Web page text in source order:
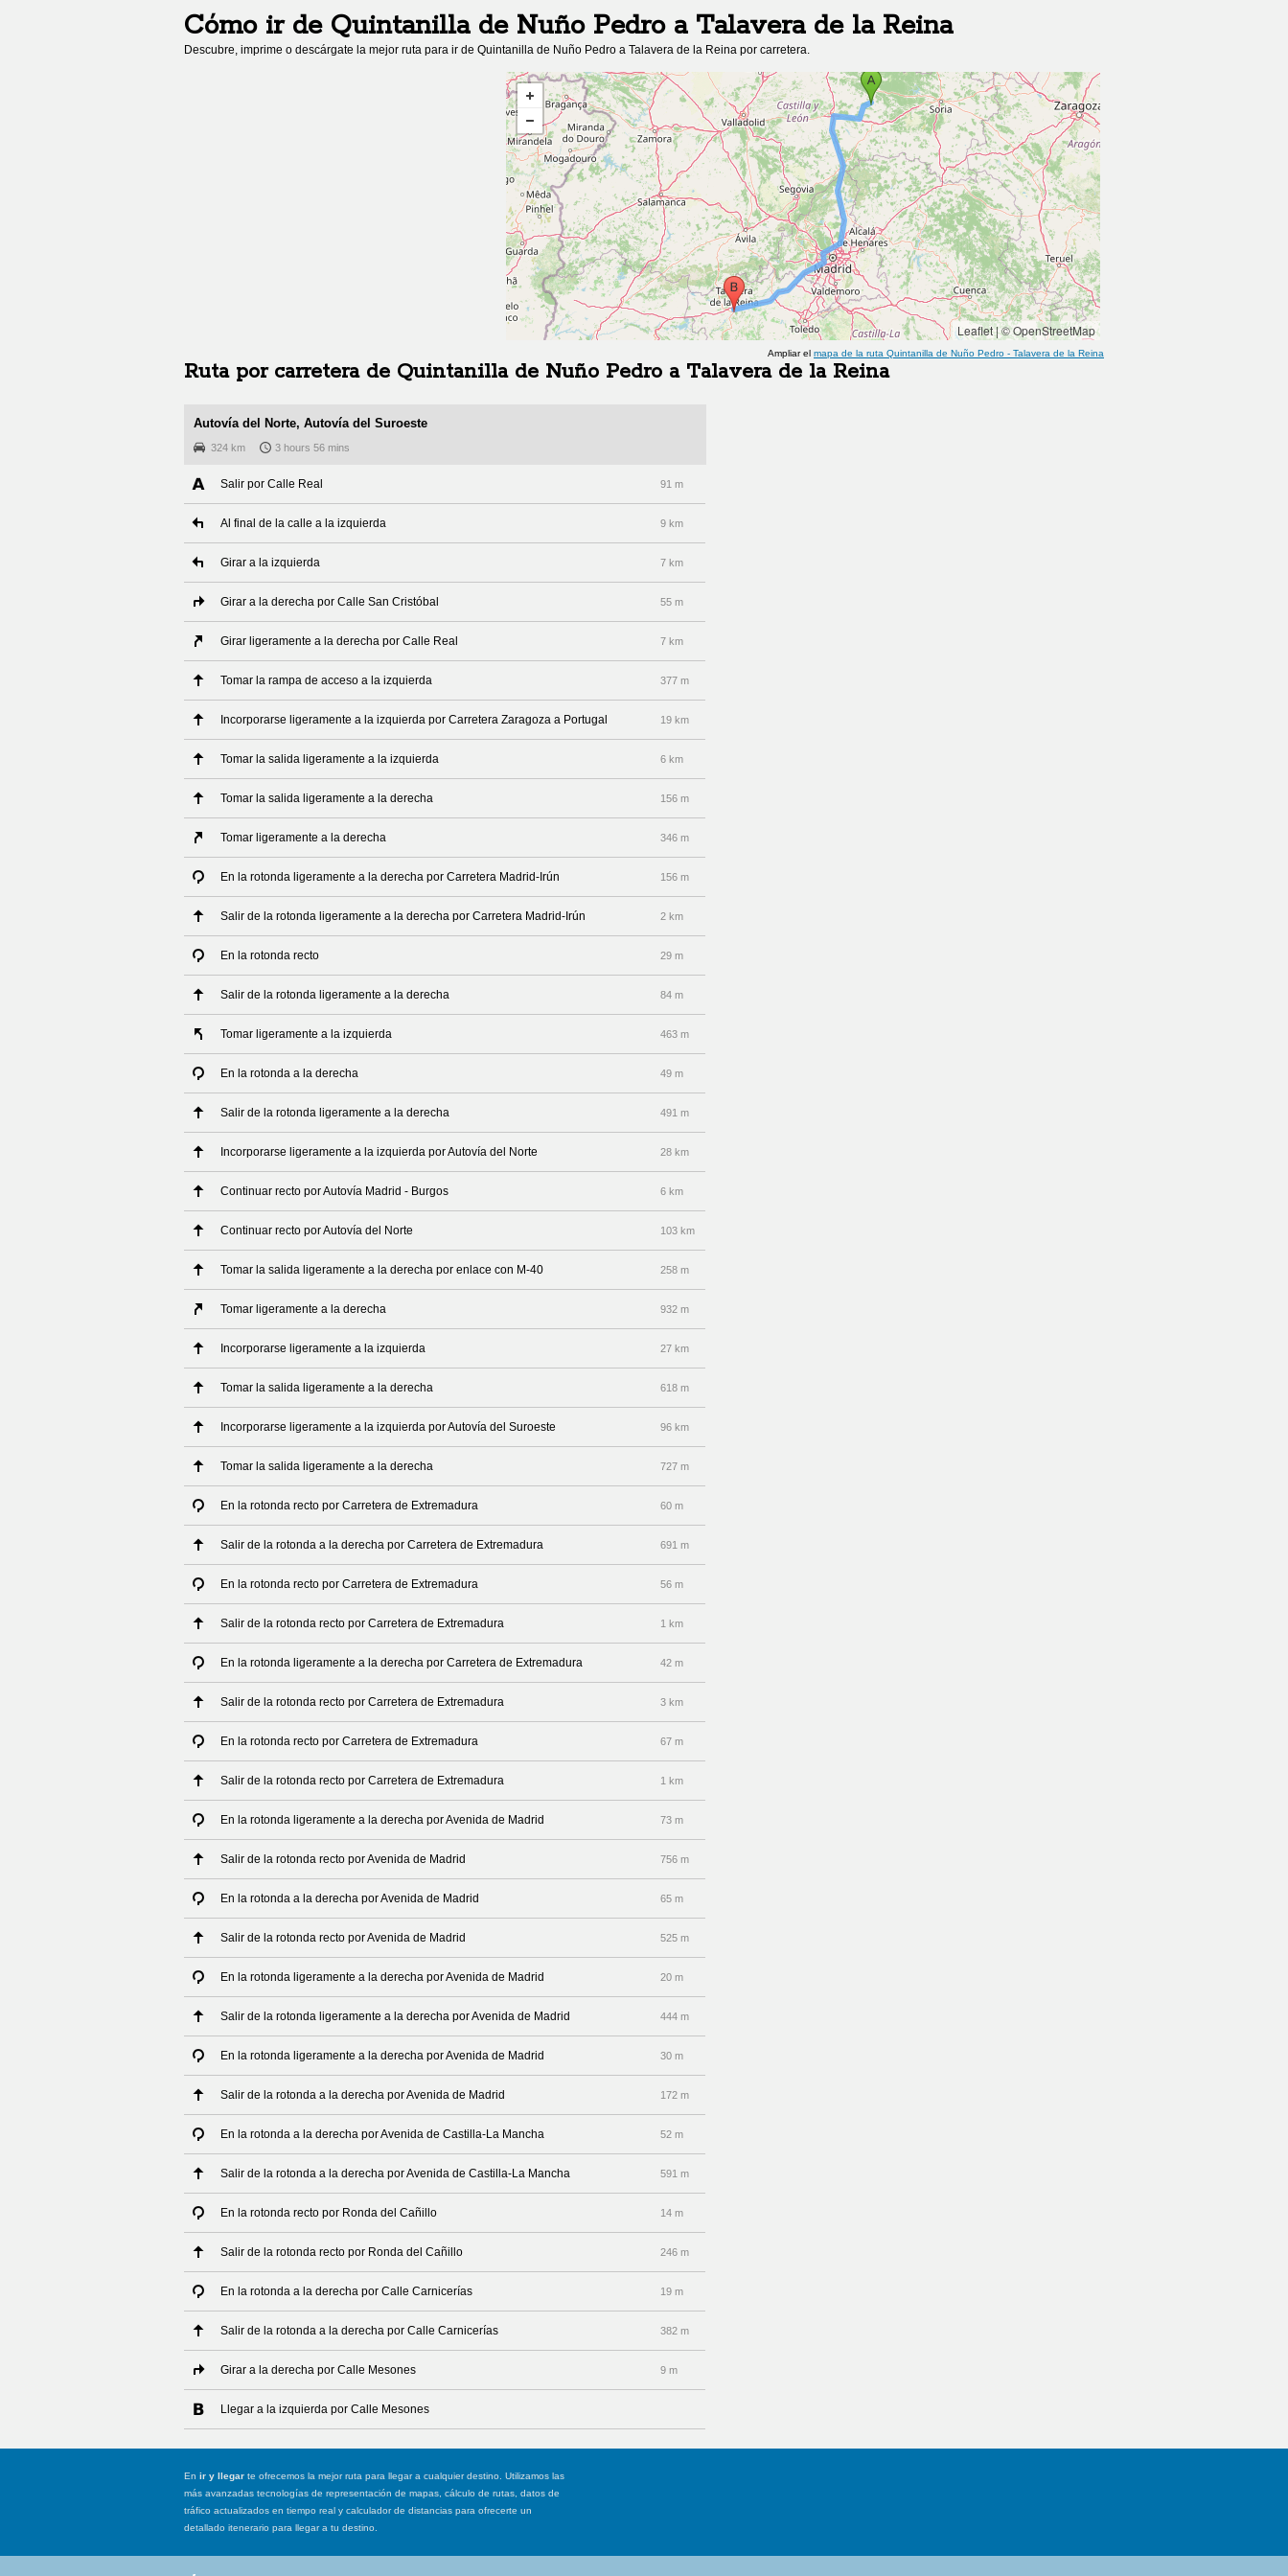
Cómo ir de Quintanilla de Nuño Pedroa Talavera de la Reina
Descubre, imprime o descárgate la mejor ruta para ir de Quintanilla de Nuño Pedro a Talavera de la Reina por carretera.
Leaflet|© OpenStreetMap
Ampliar el mapa de la ruta Quintanilla de Nuño Pedro - Talavera de la Reina
Ruta por carretera de Quintanilla de Nuño Pedro a Talavera de la Reina
Autovía del Norte, Autovía del Suroeste
324 km 3 hours 56 mins
Salir por Calle Real 91 m
Al final de la calle a la izquierda 9 km
Girar a la izquierda 7 km
Girar a la derecha por Calle San Cristóbal 55 m
Girar ligeramente a la derecha por Calle Real 7 km
Tomar la rampa de acceso a la izquierda 377 m
Incorporarse ligeramente a la izquierda por Carretera Zaragoza a Portugal 19 km
Tomar la salida ligeramente a la izquierda 6 km
Tomar la salida ligeramente a la derecha 156 m
Tomar ligeramente a la derecha 346 m
En la rotonda ligeramente a la derecha por Carretera Madrid-Irún 156 m
Salir de la rotonda ligeramente a la derecha por Carretera Madrid-Irún 2 km
En la rotonda recto 29 m
Salir de la rotonda ligeramente a la derecha 84 m
Tomar ligeramente a la izquierda 463 m
En la rotonda a la derecha 49 m
Salir de la rotonda ligeramente a la derecha 491 m
Incorporarse ligeramente a la izquierda por Autovía del Norte 28 km
Continuar recto por Autovía Madrid - Burgos 6 km
Continuar recto por Autovía del Norte 103 km
Tomar la salida ligeramente a la derecha por enlace con M-40 258 m
Tomar ligeramente a la derecha 932 m
Incorporarse ligeramente a la izquierda 27 km
Tomar la salida ligeramente a la derecha 618 m
Incorporarse ligeramente a la izquierda por Autovía del Suroeste 96 km
Tomar la salida ligeramente a la derecha 727 m
En la rotonda recto por Carretera de Extremadura 60 m
Salir de la rotonda a la derecha por Carretera de Extremadura 691 m
En la rotonda recto por Carretera de Extremadura 56 m
Salir de la rotonda recto por Carretera de Extremadura 1 km
En la rotonda ligeramente a la derecha por Carretera de Extremadura 42 m
Salir de la rotonda recto por Carretera de Extremadura 3 km
En la rotonda recto por Carretera de Extremadura 67 m
Salir de la rotonda recto por Carretera de Extremadura 1 km
En la rotonda ligeramente a la derecha por Avenida de Madrid 73 m
Salir de la rotonda recto por Avenida de Madrid 756 m
En la rotonda a la derecha por Avenida de Madrid 65 m
Salir de la rotonda recto por Avenida de Madrid 525 m
En la rotonda ligeramente a la derecha por Avenida de Madrid 20 m
Salir de la rotonda ligeramente a la derecha por Avenida de Madrid 444 m
En la rotonda ligeramente a la derecha por Avenida de Madrid 30 m
Salir de la rotonda a la derecha por Avenida de Madrid 172 m
En la rotonda a la derecha por Avenida de Castilla-La Mancha 52 m
Salir de la rotonda a la derecha por Avenida de Castilla-La Mancha 591 m
En la rotonda recto por Ronda del Cañillo 14 m
Salir de la rotonda recto por Ronda del Cañillo 246 m
En la rotonda a la derecha por Calle Carnicerías 19 m
Salir de la rotonda a la derecha por Calle Carnicerías 382 m
Girar a la derecha por Calle Mesones 9 m
Llegar a la izquierda por Calle Mesones
En ir y llegar te ofrecemos la mejor ruta para llegar a cualquier destino. Utilizamos las
más avanzadas tecnologías de representación de mapas, cálculo de rutas, datos de
tráfico actualizados en tiempo real y calculador de distancias para ofrecerte un
detallado itenerario para llegar a tu destino.